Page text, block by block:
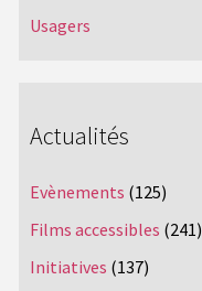
Usagers
Actualités
Evènements (125)
Films accessibles (241)
Initiatives (137)